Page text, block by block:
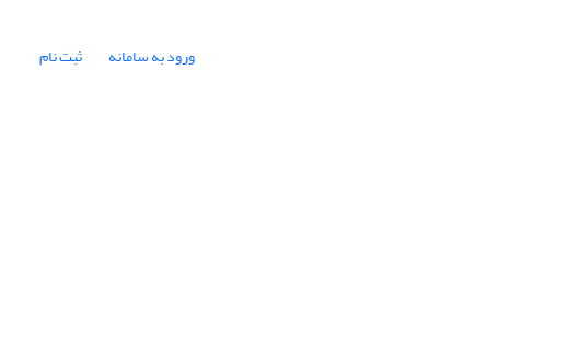
ورود به سامانه ثبت نام